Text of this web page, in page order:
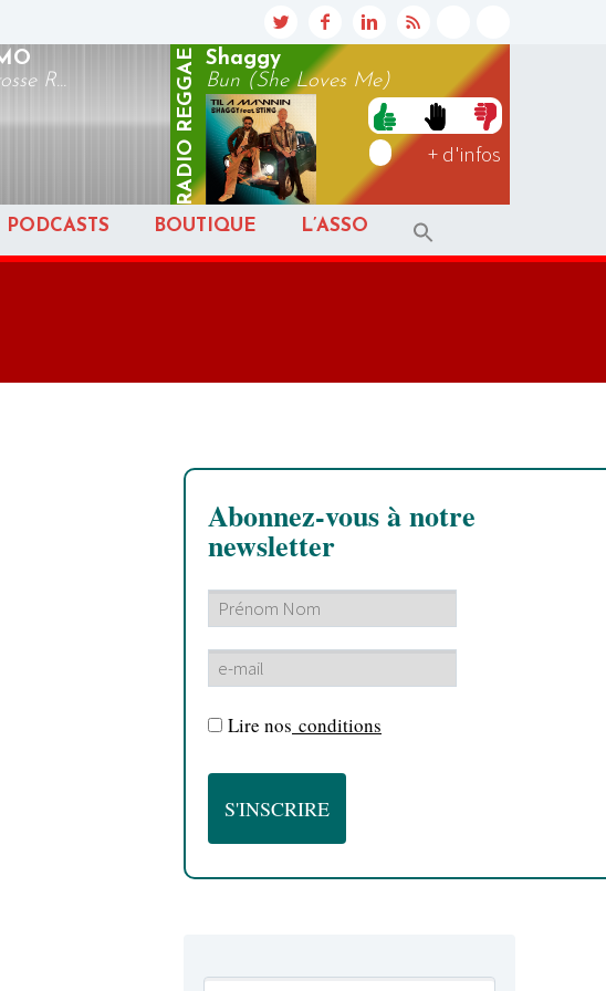
R...
RADIO
REGGAE
Shaggy
Bun (She Loves Me)
+ d'infos
PODCASTS BOUTIQUE L’ASSO
LIVE REPORT METAL WEBZINE METAL
Abonnez-vous à notre
newsletter
Lire nos conditions